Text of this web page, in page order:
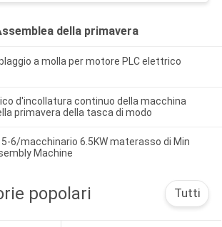
della primavera
a molla per motore PLC elettrico
d'incollatura continuo della macchina
primavera della tasca di modo
6/macchinario 6.5KW materasso di Min
Machine
popolari Tutti